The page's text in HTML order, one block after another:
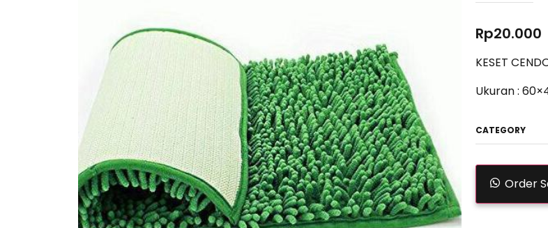
Rp20.000
KESET
Ukuran :
CATEGORY
Order